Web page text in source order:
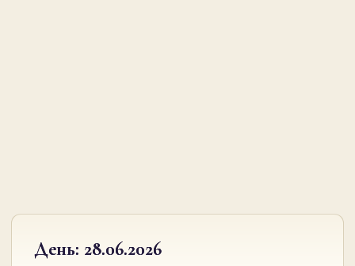
День: 28.06.2026